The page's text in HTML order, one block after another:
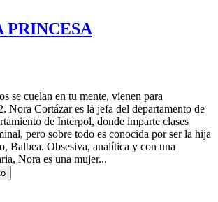
se cuelan en tu mente, vienen para
Nora Cortázar es la jefa del departamento de
de Interpol, donde imparte clases
pero sobre todo es conocida por ser la hija
Balbea. Obsesiva, analítica y con una
Nora es una mujer...